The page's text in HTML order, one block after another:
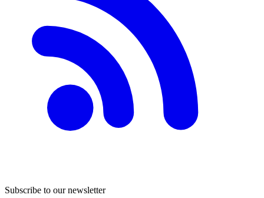
Subscribe to our newsletter